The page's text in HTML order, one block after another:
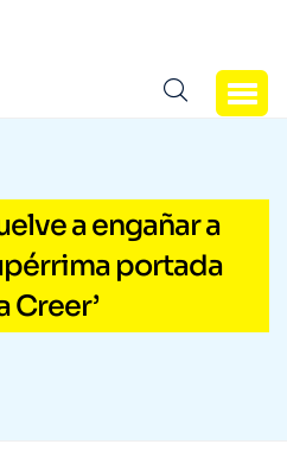
a engañar a
portada
Creer’